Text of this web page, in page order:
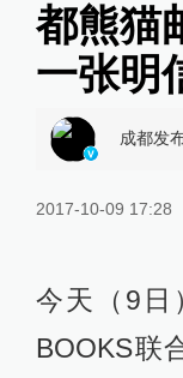
都熊猫
一张明
成都发
2017-10-09 17:28
今天（9日
BOOKS联